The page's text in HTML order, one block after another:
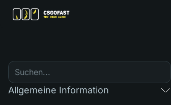
Allgemeine Information